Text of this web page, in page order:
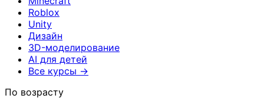
Roblox
Unity
Дизайн
3D-моделирование
AI для детей
Все курсы →
По возрасту